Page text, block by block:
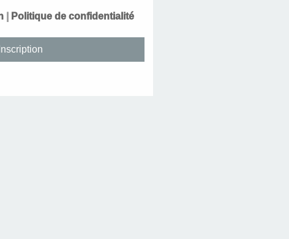
Politique de confidentialité
Inscription